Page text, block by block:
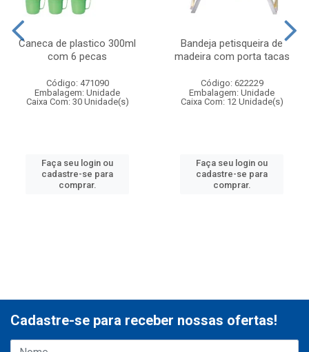
Caneca de plastico 300ml
com 6 pecas
Código: 471090
Embalagem: Unidade
Caixa Com: 30 Unidade(s)
Faça seu login ou
cadastre-se para
comprar.
Bandeja petisqueira de
madeira com porta tacas
Código: 622229
Embalagem: Unidade
Caixa Com: 12 Unidade(s)
Faça seu login ou
cadastre-se para
comprar.
Cadastre-se para receber nossas ofertas!